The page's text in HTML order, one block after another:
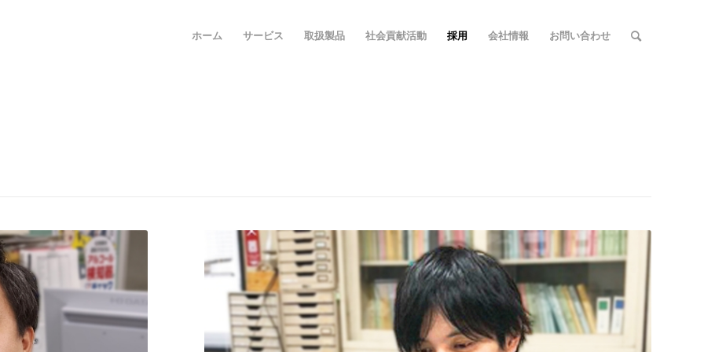
ホーム サービス 取扱製品 社会貢献活動 採用 会社情報 お問い合わせ